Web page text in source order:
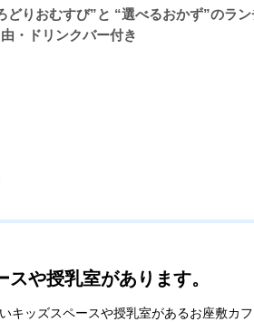
どりおむすび”と “選べるおかず”のラン
・ドリンクバー付き
や授乳室があります。
キッズスペースや授乳室があるお座敷カ